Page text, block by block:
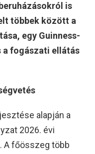
is
többek között a
egy Guinness-
a fogászati ellátás
alapján a
2026. évi
A főösszeg több